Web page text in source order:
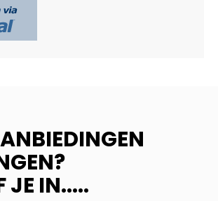
JE IN.....